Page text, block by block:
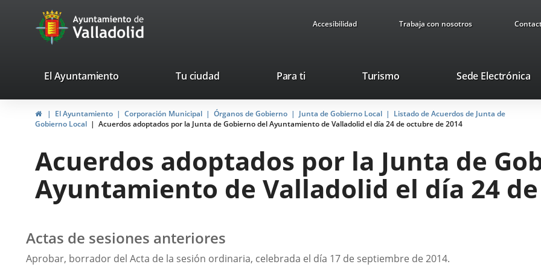
Portal
Web
Ayuntamiento
de
Valladolid
Accesibilidad Trabaja con nosotros
valladolid.es
El Ayuntamiento Tu ciudad Para ti TurismoThis
will
open
in
pop-
up
window.
Sede Electrónica
HomeEl Ayuntamiento Corporación Municipal Órganos de Gobierno Junta de Gobierno Local
Listado de Acuerdos de Junta de
Gobierno Local
Acuerdos adoptados por la Junta de Gobierno del Ayuntamiento de Valladolid el día 24 de octubre de 2014
Acuerdos adoptados por la Junta de
Ayuntamiento de Valladolid el día 24
Actas de sesiones anteriores
Aprobar, borrador del Acta de la sesión ordinaria, celebrada el día 17 de septiembre de 2014.